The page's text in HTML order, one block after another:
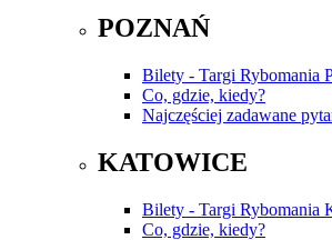
POZNAŃ
Bilety - Targi Rybomania
Co, gdzie, kiedy?
Najczęściej zadawane
KATOWICE
Bilety - Targi Rybomania
Co, gdzie, kiedy?